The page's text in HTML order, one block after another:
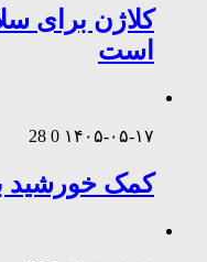
کلاژن برای
است
۱۴۰۵-۰۵-۱۷ 0
28
کمک خورشید